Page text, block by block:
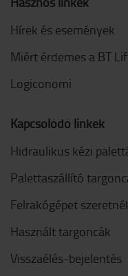
Hírek és események
Miért érdemes a BT
Logiconomi
Kapcsolódó linkek
Hidraulikus kézi
Palettaszállító
Felrakógépet
Használt targoncák
Visszaélés-bejelentés